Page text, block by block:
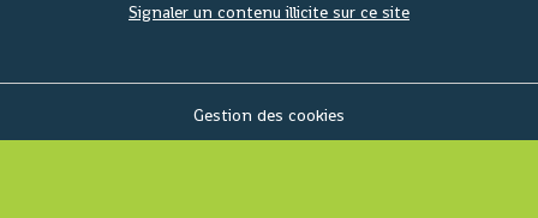
Signaler un contenu illicite sur ce site
Gestion des cookies